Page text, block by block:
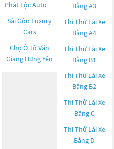
Phát Lộc Auto
Sài Gòn Luxury
Cars
Chợ Ô Tô Văn
Giang Hưng Yên
Bằng A3
Thi Thử Lái Xe
Bằng A4
Thi Thử Lái Xe
Bằng B1
Thi Thử Lái Xe
Bằng B2
Thi Thử Lái Xe
Bằng C
Thi Thử Lái Xe
Bằng D